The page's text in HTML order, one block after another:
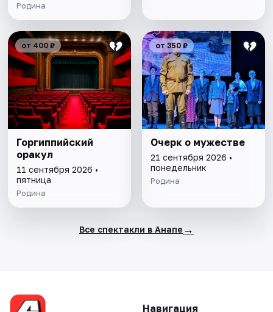
Родина
от 400 ₽
Горгиппийский
оракул
11 сентября 2026 •
пятница
Родина
от 350 ₽
Очерк о мужестве
21 сентября 2026 •
понедельник
Родина
Все спектакли в Анапе →
Навигация